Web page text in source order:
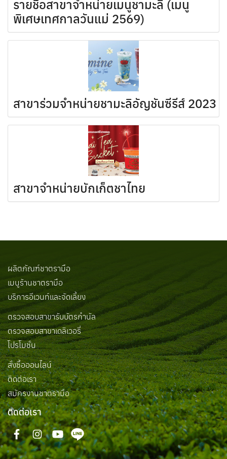
รายชื่อสาขาจำหน่ายเมนูชามะลิ (เมนู
พิเศษเทศกาลวันแม่ 2569)
สาขาร่วมจำหน่ายชามะลิอัญชันซีรีส์ 2023
สาขาจำหน่ายบักเก็ตชาไทย
ผลิตภัณฑ์ชาตรามือ
เมนูร้านชาตรามือ
บริการอีเวนท์และจัดเลี้ยง
ตรวจสอบสาขารับบัตรกำนัล
ตรวจสอบสาขาเดลิเวอรี่
โปรโมชั่น
สั่งซื้อออนไลน์
ติดต่อเรา
สมัครงานชาตรามือ
ติดต่อเรา